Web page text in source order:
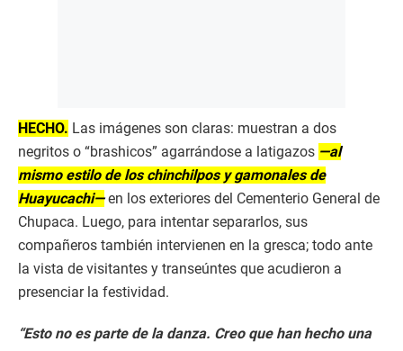
HECHO. Las imágenes son claras: muestran a dos
negritos o “brashicos” agarrándose a latigazos —al
mismo estilo de los chinchilpos y gamonales de
Huayucachi—en los exteriores del Cementerio General de
Chupaca. Luego, para intentar separarlos, sus
compañeros también intervienen en la gresca; todo ante
la vista de visitantes y transeúntes que acudieron a
presenciar la festividad.
“Esto no es parte de la danza. Creo que han hecho una